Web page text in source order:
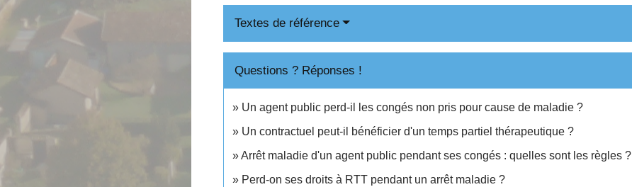
Textes de référence
Questions ? Réponses !
Un agent public perd-il les congés non pris pour cause de maladie ?
Un contractuel peut-il bénéficier d'un temps partiel thérapeutique ?
Arrêt maladie d'un agent public pendant ses congés : quelles sont les règles ?
Perd-on ses droits à RTT pendant un arrêt maladie ?